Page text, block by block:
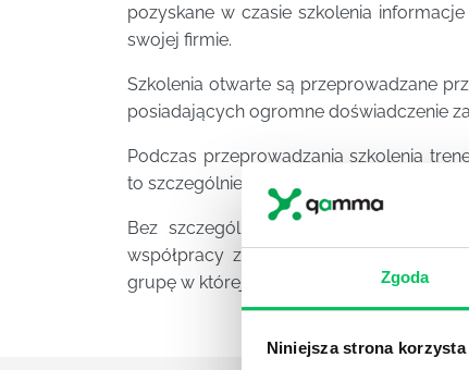
Zgoda
Niniejsza strona
pozyskane w czasie szkolenia
swojej firmie.
Szkolenia otwarte są przeprowadzane
posiadających ogromne doświadczenie
Podczas przeprowadzania szkolenia
to szczególnie istotne, gdy szkolenie
Bez szczególnego zadbania o ten
współpracy z innymi uczestnikami
grupę w której uczestniczą.